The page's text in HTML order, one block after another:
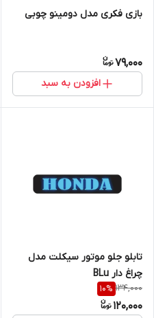
بازی فکری مدل دومینو چوبی
79,000
افزودن به سبد
تابلو جلو موتور سیکلت مدل
چراغ دار BLu
134,000
10%
120,000